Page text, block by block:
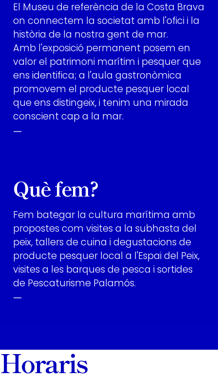
El Museu de referència de la Costa Brava
on connectem la societat amb l'ofici i la
història de la nostra gent de mar.
Amb l'exposició permanent posem en
valor el patrimoni marítim i pesquer que
ens identifica; a l'aula gastronòmica
promovem el producte pesquer local
que ens distingeix, i tenim una mirada
conscient cap a la mar.
—
Què fem?
Fem bategar la cultura marítima amb
propostes com visites a la subhasta del
peix, tallers de cuina i degustacions de
producte pesquer local a l'Espai del Peix,
visites a les barques de pesca i sortides
de Pescaturisme Palamós.
—
Horaris